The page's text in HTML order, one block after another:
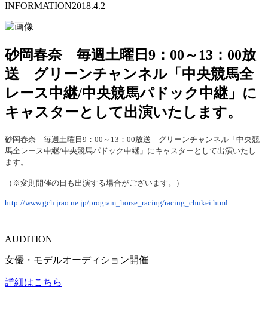
INFORMATION2018.4.2
砂岡春奈 毎週土曜日9：00～13：00放
送 グリーンチャンネル「中央競馬全
レース中継/中央競馬パドック中継」に
キャスターとして出演いたします。
砂岡春奈 毎週土曜日9：00～13：00放送 グリーンチャンネル「中央競
馬全レース中継/中央競馬パドック中継」にキャスターとして出演いたし
ます。
（※変則開催の日も出演する場合がございます。）
http://www.gch.jrao.ne.jp/program_horse_racing/racing_chukei.html
AUDITION
女優・モデルオーディション開催
詳細はこちら